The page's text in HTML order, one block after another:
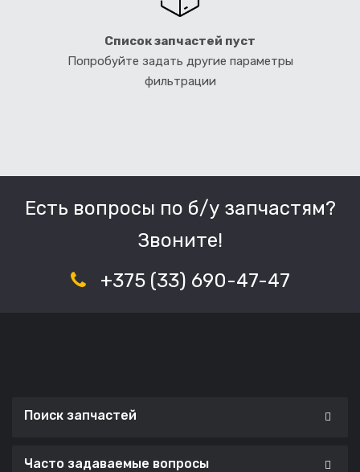
Список запчастей пуст
Попробуйте задать другие параметры
фильтрации
Есть вопросы по б/у запчастям?
Звоните!
+375 (33) 690-47-47
Поиск запчастей
Часто задаваемые вопросы